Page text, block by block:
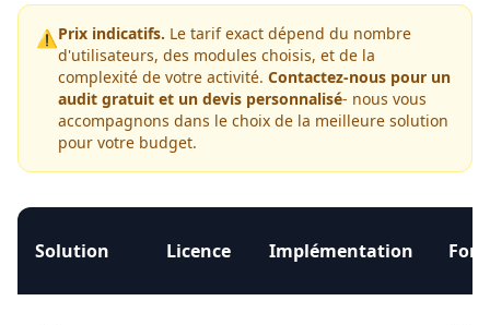
⚠️Prix indicatifs. Le tarif exact dépend du nombre
d'utilisateurs, des modules choisis, et de la
complexité de votre activité. Contactez-nous pour un
audit gratuit et un devis personnalisé- nous vous
accompagnons dans le choix de la meilleure solution
pour votre budget.
Solution Licence Implémentation